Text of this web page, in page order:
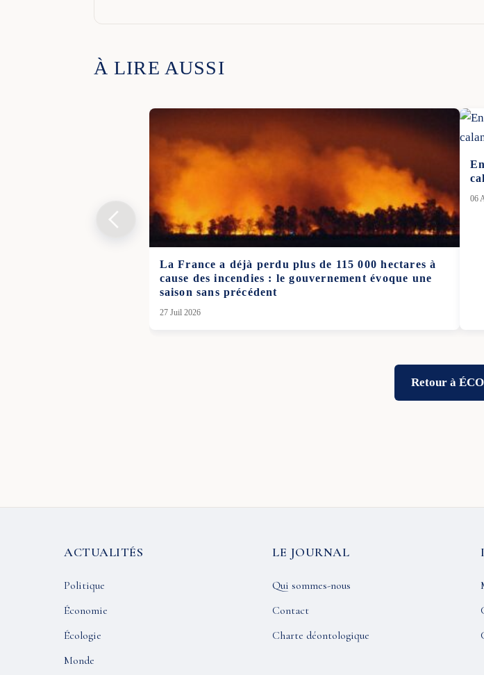
À LIRE AUSSI
La France a déjà perdu plus de 115 000 hectares à
cause des incendies : le gouvernement évoque une
saison sans précédent
27 Juil 2026
06
Retour à
ACTUALITÉS
Politique
Économie
Écologie
Monde
LE JOURNAL
Qui sommes-nous
Contact
Charte déontologique